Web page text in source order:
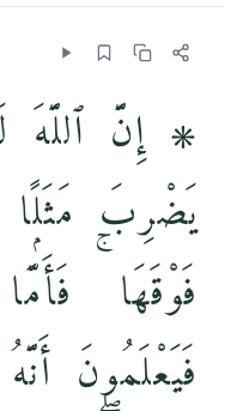
۞ إِنَّ ٱللَّهَ
يَضْرِبَ مَثَلًۭا
فَوْقَهَا
فَيَعْلَمُونَ